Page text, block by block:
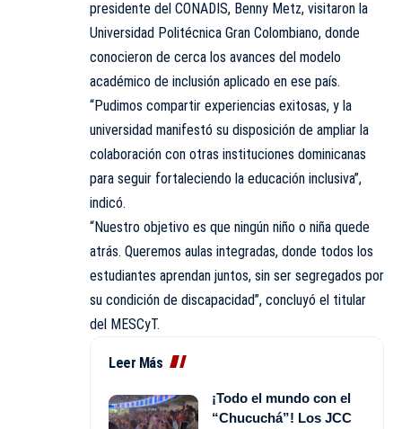
presidente del CONADIS, Benny Metz, visitaron la
Universidad Politécnica Gran Colombiano, donde
conocieron de cerca los avances del modelo
académico de inclusión aplicado en ese país.
“Pudimos compartir experiencias exitosas, y la
universidad manifestó su disposición de ampliar la
colaboración con otras instituciones dominicanas
para seguir fortaleciendo la educación inclusiva”,
indicó.
“Nuestro objetivo es que ningún niño o niña quede
atrás. Queremos aulas integradas, donde todos los
estudiantes aprendan juntos, sin ser segregados por
su condición de discapacidad”, concluyó el titular
del MESCyT.
Leer Más
¡Todo el mundo con el
“Chucuchá”! Los JCC